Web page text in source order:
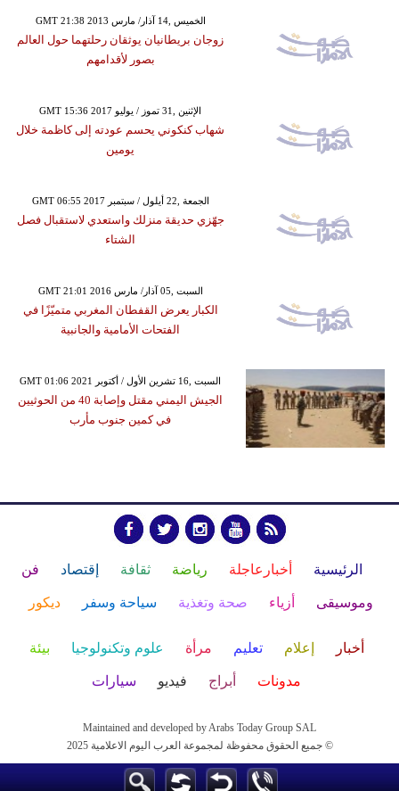
GMT 21:38 2013 الخميس ,14 آذار/ مارس
زوجان بريطانيان يوثقان رحلتهما حول العالم
بصور لأقدامهم
GMT 15:36 2017 الإثنين ,31 تموز / يوليو
شهاب كنكوني يحسم عودته إلى كاظمة خلال
يومين
GMT 06:55 2017 الجمعة ,22 أيلول / سبتمبر
جهّزي حديقة منزلك واستعدي لاستقبال فصل
الشتاء
GMT 21:01 2016 السبت ,05 آذار/ مارس
الكبار يعرض القفطان المغربي متميّزًا في
الفتحات الأمامية والجانبية
GMT 01:06 2021 السبت ,16 تشرين الأول / أكتوبر
الجيش اليمني مقتل وإصابة 40 من الحوثيين
في كمين جنوب مأرب
الرئيسية أخبارعاجلة رياضة ثقافة إقتصاد فن
وموسيقى أزياء صحة وتغذية سياحة وسفر ديكور
أخبار إعلام تعليم مرأة علوم وتكنولوجيا بيئة
مدونات أبراج فيديو سيارات
Maintained and developed by Arabs Today Group SAL
جميع الحقوق محفوظة لمجموعة العرب اليوم الاعلامية 2025 ©